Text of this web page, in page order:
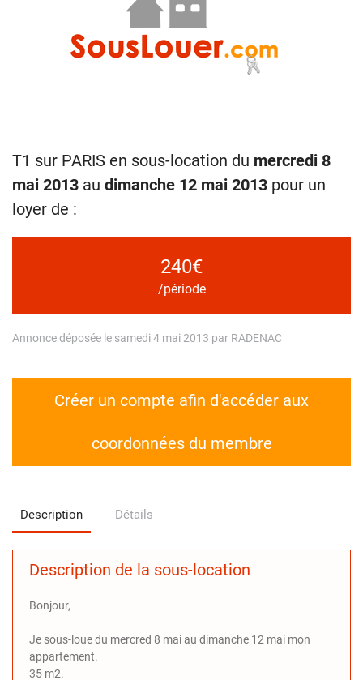
T1 sur PARIS en sous-location du mercredi 8
mai 2013 au dimanche 12 mai 2013 pour un
loyer de :
240€
/période
Annonce déposée le samedi 4 mai 2013 par RADENAC
Créer un compte afin d'accéder aux
coordonnées du membre
Description Détails
Description de la sous-location
Bonjour,
Je sous-loue du mercred 8 mai au dimanche 12 mai mon
appartement.
35 m2.